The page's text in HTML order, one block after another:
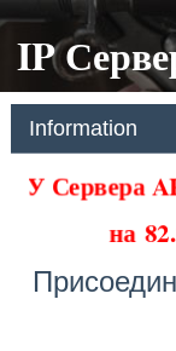
IP
Information
У Сервера
на